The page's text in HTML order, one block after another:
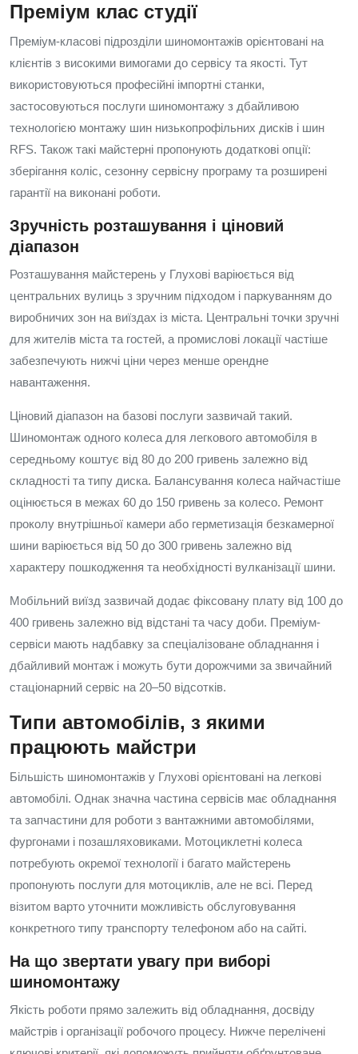
Преміум клас студії
Преміум-класові підрозділи шиномонтажів орієнтовані на
клієнтів з високими вимогами до сервісу та якості. Тут
використовуються професійні імпортні станки,
застосовуються послуги шиномонтажу з дбайливою
технологією монтажу шин низькопрофільних дисків і шин
RFS. Також такі майстерні пропонують додаткові опції:
зберігання коліс, сезонну сервісну програму та розширені
гарантії на виконані роботи.
Зручність розташування і ціновий
діапазон
Розташування майстерень у Глухові варіюється від
центральних вулиць з зручним підходом і паркуванням до
виробничих зон на виїздах із міста. Центральні точки зручні
для жителів міста та гостей, а промислові локації частіше
забезпечують нижчі ціни через менше орендне
навантаження.
Ціновий діапазон на базові послуги зазвичай такий.
Шиномонтаж одного колеса для легкового автомобіля в
середньому коштує від 80 до 200 гривень залежно від
складності та типу диска. Балансування колеса найчастіше
оцінюється в межах 60 до 150 гривень за колесо. Ремонт
проколу внутрішньої камери або герметизація безкамерної
шини варіюється від 50 до 300 гривень залежно від
характеру пошкодження та необхідності вулканізації шини.
Мобільний виїзд зазвичай додає фіксовану плату від 100 до
400 гривень залежно від відстані та часу доби. Преміум-
сервіси мають надбавку за спеціалізоване обладнання і
дбайливий монтаж і можуть бути дорожчими за звичайний
стаціонарний сервіс на 20–50 відсотків.
Типи автомобілів, з якими
працюють майстри
Більшість шиномонтажів у Глухові орієнтовані на легкові
автомобілі. Однак значна частина сервісів має обладнання
та запчастини для роботи з вантажними автомобілями,
фургонами і позашляховиками. Мотоциклетні колеса
потребують окремої технології і багато майстерень
пропонують послуги для мотоциклів, але не всі. Перед
візитом варто уточнити можливість обслуговування
конкретного типу транспорту телефоном або на сайті.
На що звертати увагу при виборі
шиномонтажу
Якість роботи прямо залежить від обладнання, досвіду
майстрів і організації робочого процесу. Нижче перелічені